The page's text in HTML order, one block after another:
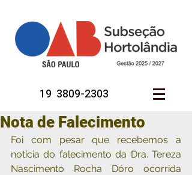
19 3809-2303
Nota de Falecimento
Foi com pesar que recebemos a
notícia do falecimento da Dra. Tereza
Nascimento Rocha Dóro ocorrida